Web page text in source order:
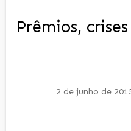
Prêmios,
2 de junho de